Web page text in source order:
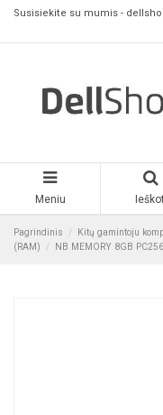
Susisiekite su mumis -
Meniu
Pagrindinis Kitų gamintoju
(RAM)
NB MEMORY 8GB